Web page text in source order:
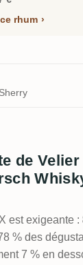
rhum
de Velier
est exigeante :
% des
7 % en